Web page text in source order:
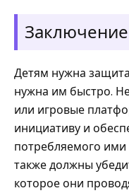
Заключение
Детям нужна
нужна им быстро.
или игровые
инициативу и
потребляемого ими
также должны
которое они